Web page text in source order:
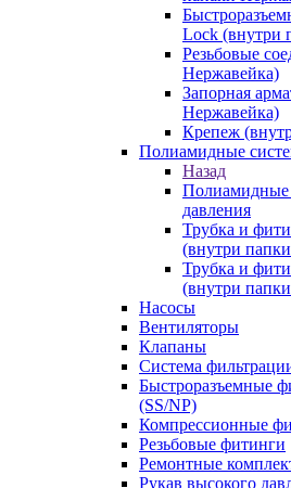
Lock (внутри
Резьбовые
Нержавейка)
Запорная
Нержавейка)
Крепеж
Полиамидные
Назад
Полиамидные
давления
Трубка и
(внутри
Трубка и
(внутри
Насосы
Вентиляторы
Клапаны
Система
Быстроразъемные
(SS/NP)
Компрессионные
Резьбовые фитинги
Ремонтные
Рукав высокого